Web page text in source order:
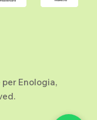
Enologia,